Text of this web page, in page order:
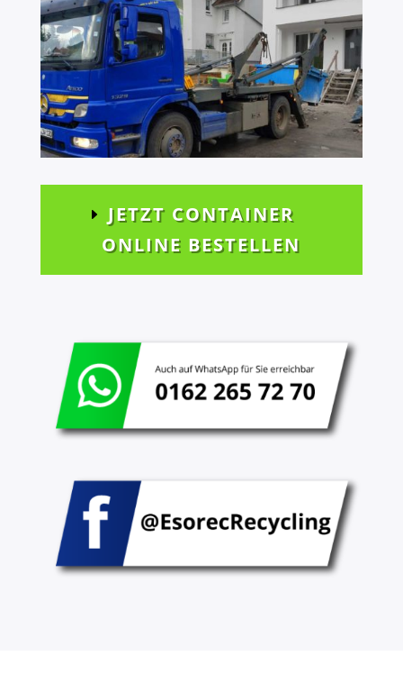
JETZT CONTAINER
ONLINE BESTELLEN